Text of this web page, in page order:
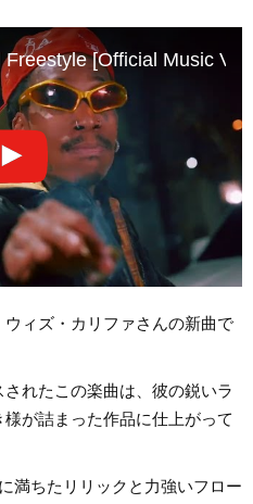
[Official Music
ィズ・カリファさんの新曲で
れたこの楽曲は、彼の鋭いラ
が詰まった作品に仕上がって
満ちたリリックと力強いフロー